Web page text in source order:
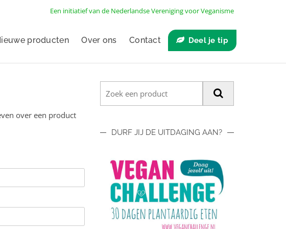
Een initiatief van de Nederlandse Vereniging voor Veganisme
producten Over ons Contact Deel je tip
over een product
DURF JIJ DE UITDAGING AAN?